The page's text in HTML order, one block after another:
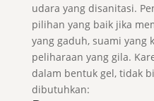
udara yang disanitasi.
pilihan yang baik jika
yang gaduh, suami yang
peliharaan yang gila.
dalam bentuk gel, tidak
dibutuhkan: